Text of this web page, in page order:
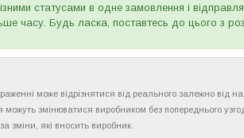
статусами в одне замовлення і
часу. Будь ласка, поставтесь до цього з
може відрізнятися від реального залежно від
можуть змінюватися виробником без попереднього
зміни, які вносить виробник.